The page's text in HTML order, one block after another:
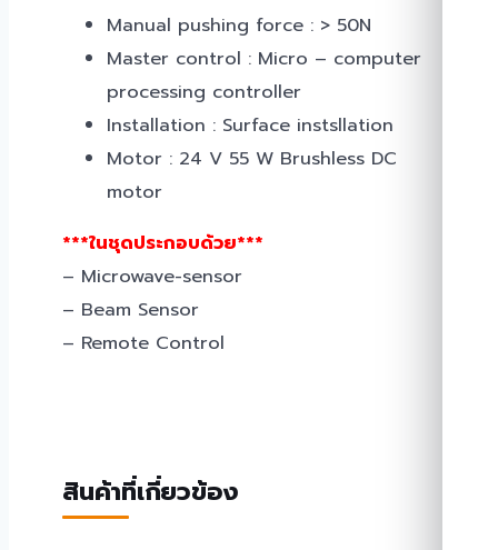
Manual pushing force : > 50N
Master control : Micro – computer
processing controller
Installation : Surface instsllation
Motor : 24 V 55 W Brushless DC
motor
***ในชุดประกอบด้วย***
– Microwave-sensor
– Beam Sensor
– Remote Control
สินค้าที่เกี่ยวข้อง